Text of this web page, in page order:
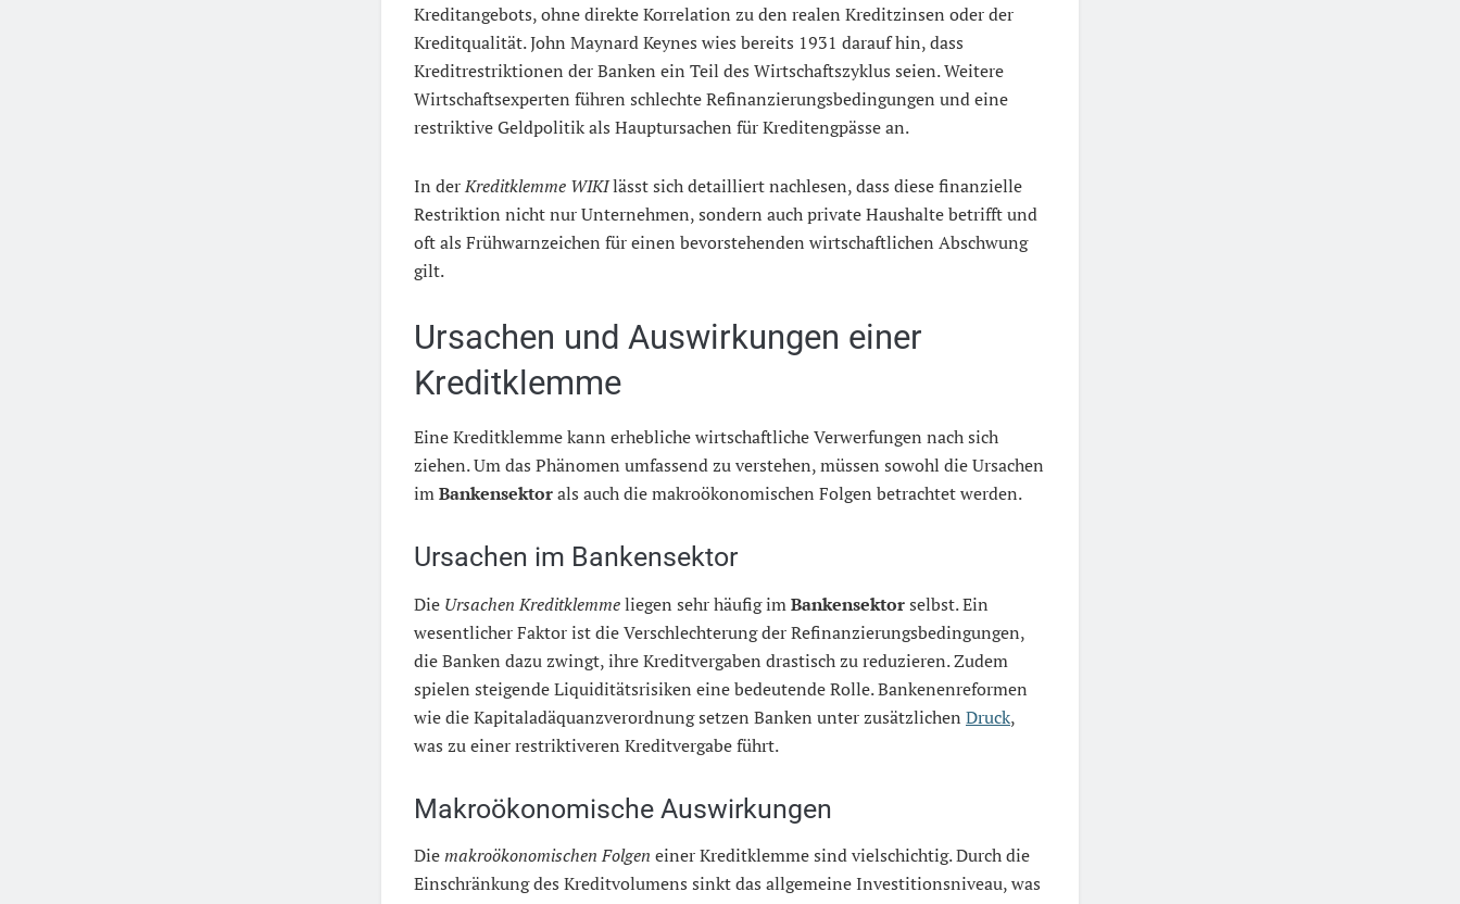
Kreditangebots, ohne direkte Korrelation zu den realen Kreditzinsen oder der
Kreditqualität. John Maynard Keynes wies bereits 1931 darauf hin, dass
Kreditrestriktionen der Banken ein Teil des Wirtschaftszyklus seien. Weitere
Wirtschaftsexperten führen schlechte Refinanzierungsbedingungen und eine
restriktive Geldpolitik als Hauptursachen für Kreditengpässe an.
In derKreditklemme WIKIlässt sich detailliert nachlesen, dass diese finanzielle
Restriktion nicht nur Unternehmen, sondern auch private Haushalte betrifft und
oft als Frühwarnzeichen für einen bevorstehenden wirtschaftlichen Abschwung
gilt.
Ursachen und Auswirkungen einer
Kreditklemme
Eine Kreditklemme kann erhebliche wirtschaftliche Verwerfungen nach sich
ziehen. Um das Phänomen umfassend zu verstehen, müssen sowohl die Ursachen
imBankensektorals auch die makroökonomischen Folgen betrachtet werden.
Ursachen im Bankensektor
Die Ursachen Kreditklemmeliegen sehr häufig imBankensektorselbst. Ein
wesentlicher Faktor ist die Verschlechterung der Refinanzierungsbedingungen,
die Banken dazu zwingt, ihre Kreditvergaben drastisch zu reduzieren. Zudem
spielen steigende Liquiditätsrisiken eine bedeutende Rolle. Bankenenreformen
wie die Kapitaladäquanzverordnung setzen Banken unter zusätzlichen Druck,
was zu einer restriktiveren Kreditvergabe führt.
Makroökonomische Auswirkungen
Diemakroökonomischen Folgen einer Kreditklemme sind vielschichtig. Durch die
Einschränkung des Kreditvolumens sinkt das allgemeine Investitionsniveau, was